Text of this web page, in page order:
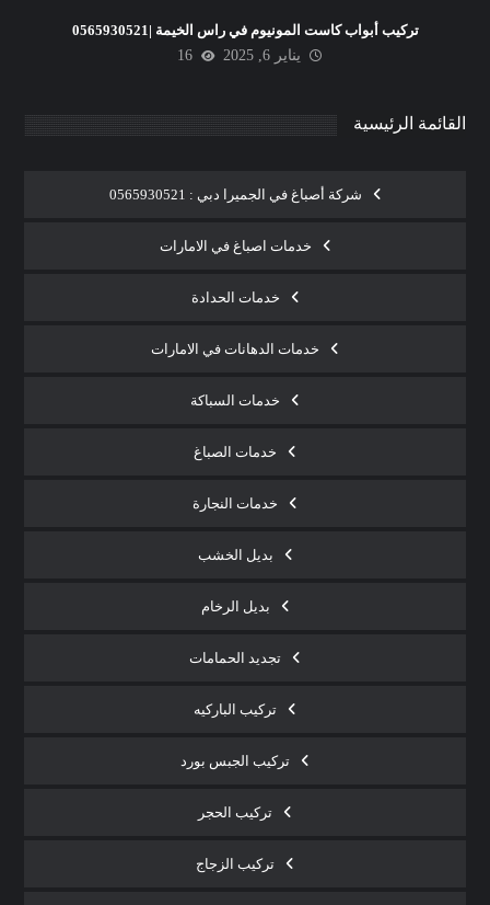
تركيب أبواب كاست المونيوم في راس الخيمة |0565930521
يناير 6, 2025
16
القائمة الرئيسية
شركة أصباغ في الجميرا دبي : 0565930521
خدمات اصباغ في الامارات
خدمات الحدادة
خدمات الدهانات في الامارات
خدمات السباكة
خدمات الصباغ
خدمات النجارة
بديل الخشب
بديل الرخام
تجديد الحمامات
تركيب الباركيه
تركيب الجبس بورد
تركيب الحجر
تركيب الزجاج